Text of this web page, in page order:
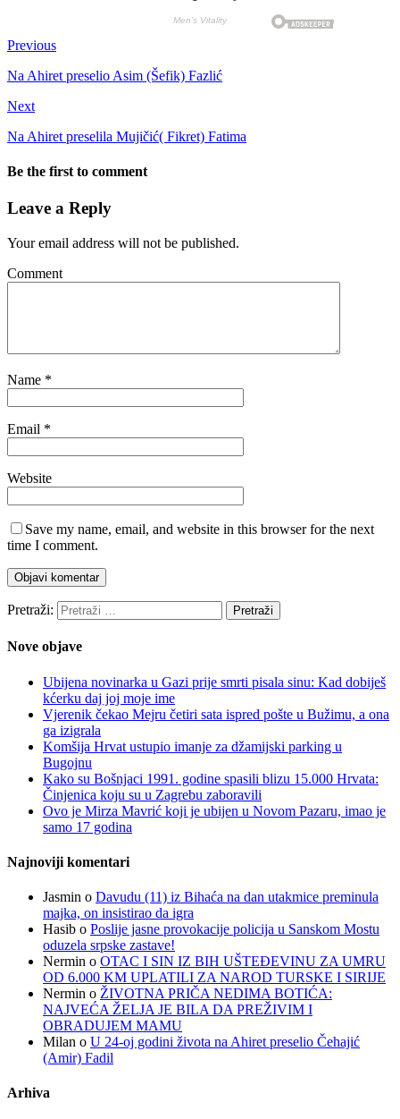
Previous
Na Ahiret preselio Asim (Šefik) Fazlić
Next
Na Ahiret preselila Mujičić( Fikret) Fatima
Be the first to comment
Leave a Reply
Your email address will not be published.
Comment
Name *
Email *
Website
Save my name, email, and website in this browser for the next
time I comment.
Pretraži:
Nove objave
Ubijena novinarka u Gazi prije smrti pisala sinu: Kad dobiješ
kćerku daj joj moje ime
Vjerenik čekao Mejru četiri sata ispred pošte u Bužimu, a ona
ga izigrala
Komšija Hrvat ustupio imanje za džamijski parking u
Bugojnu
Kako su Bošnjaci 1991. godine spasili blizu 15.000 Hrvata:
Činjenica koju su u Zagrebu zaboravili
Ovo je Mirza Mavrić koji je ubijen u Novom Pazaru, imao je
samo 17 godina
Najnoviji komentari
Jasmin o Davudu (11) iz Bihaća na dan utakmice preminula
majka, on insistirao da igra
Hasib o Poslije jasne provokacije policija u Sanskom Mostu
oduzela srpske zastave!
Nermin o OTAC I SIN IZ BIH UŠTEĐEVINU ZA UMRU
OD 6.000 KM UPLATILI ZA NAROD TURSKE I SIRIJE
Nermin o ŽIVOTNA PRIČA NEDIMA BOTIĆA:
NAJVEĆA ŽELJA JE BILA DA PREŽIVIM I
OBRADUJEM MAMU
Milan o U 24-oj godini života na Ahiret preselio Čehajić
(Amir) Fadil
Arhiva